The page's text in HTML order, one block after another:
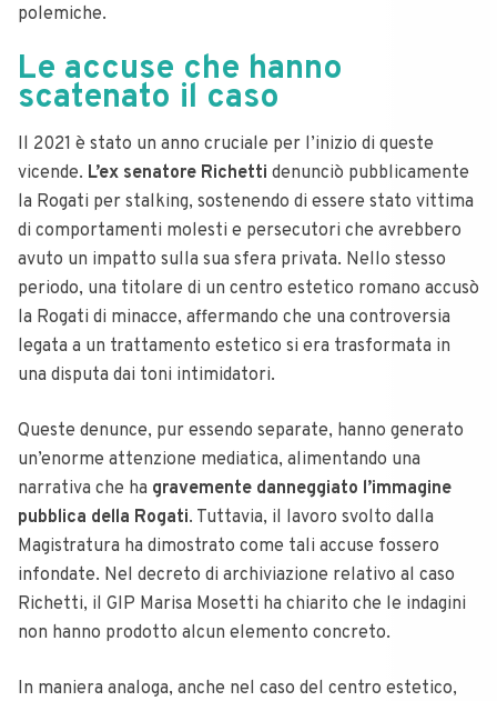
polemiche.
Le accuse che hanno
scatenato il caso
Il 2021 è stato un anno cruciale per l’inizio di queste
vicende. L’ex senatore Richetti denunciò pubblicamente
la Rogati per stalking, sostenendo di essere stato vittima
di comportamenti molesti e persecutori che avrebbero
avuto un impatto sulla sua sfera privata. Nello stesso
periodo, una titolare di un centro estetico romano accusò
la Rogati di minacce, affermando che una controversia
legata a un trattamento estetico si era trasformata in
una disputa dai toni intimidatori.
Queste denunce, pur essendo separate, hanno generato
un’enorme attenzione mediatica, alimentando una
narrativa che ha gravemente danneggiato l’immagine
pubblica della Rogati. Tuttavia, il lavoro svolto dalla
Magistratura ha dimostrato come tali accuse fossero
infondate. Nel decreto di archiviazione relativo al caso
Richetti, il GIP Marisa Mosetti ha chiarito che le indagini
non hanno prodotto alcun elemento concreto.
In maniera analoga, anche nel caso del centro estetico,